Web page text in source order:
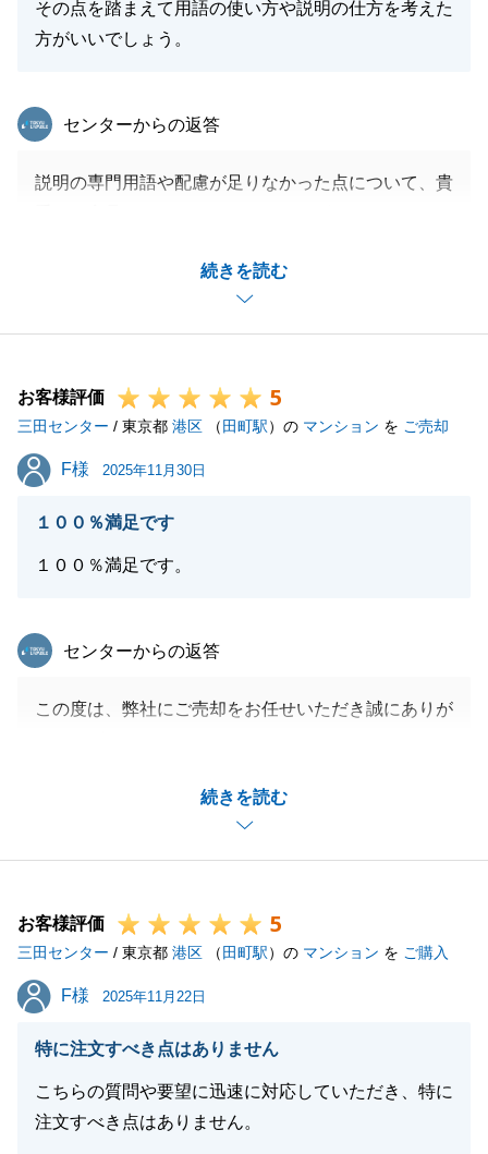
その点を踏まえて用語の使い方や説明の仕方を考えた
方がいいでしょう。
続きを読む
東急リバブル
センターからの返答
説明の専門用語や配慮が足りなかった点について、貴
きるよう努めてまいります。
この度は、三田センターをご利用いただきましてあり
がとうございました。
閉じる
お客様評価 5
三田センター / 東京都 港区 （ 田町駅）の マンション を ご売却
F様
F様 2025年11月30日
１００％満足です
１００％満足です。
続きを読む
東急リバブル
センターからの返答
この度は、弊社にご売却をお任せいただき誠にありが
今後の営業活動の励みになります。
引き続きお困りごと等ございましたらお気軽にご連絡
ください。
お客様評価 5
三田センター / 東京都 港区 （ 田町駅）の マンション を ご購入
F様
F様 2025年11月22日
特に注文すべき点はありません
こちらの質問や要望に迅速に対応していただき、特に
注文すべき点はありません。